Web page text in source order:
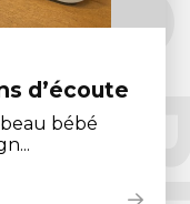
d’écoute
bébé